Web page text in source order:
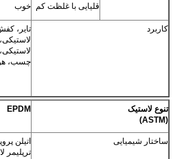
قلیایی با غلظت کم خوب
کاربرد
تایر،
لاستیکی،
چسب،
تنوع لاستیک
(ASTM)
EPDM
ساختار شیمیایی
اتیلن
ترپلیمر